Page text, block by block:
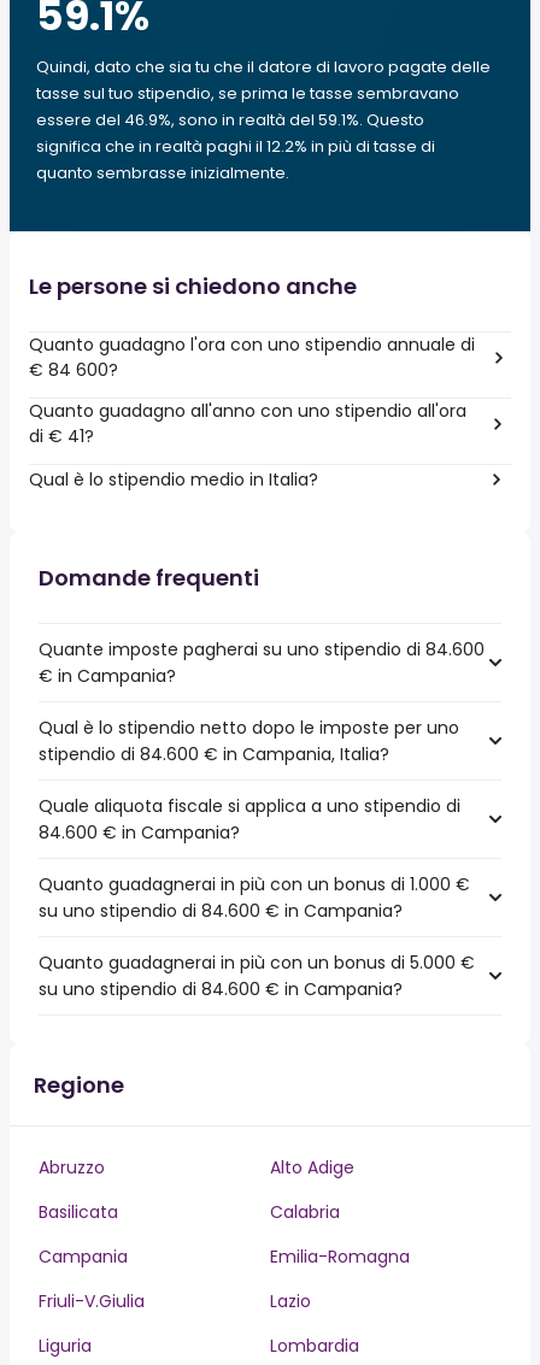
59.1%
Quindi, dato che sia tu che il datore di lavoro pagate delle
tasse sul tuo stipendio, se prima le tasse sembravano
essere del 46.9%, sono in realtà del 59.1%. Questo
significa che in realtà paghi il 12.2% in più di tasse di
quanto sembrasse inizialmente.
Le persone si chiedono anche
Quanto guadagno l'ora con uno stipendio annuale di
€ 84 600?
Quanto guadagno all'anno con uno stipendio all'ora
di € 41?
Qual è lo stipendio medio in Italia?
Domande frequenti
Quante imposte pagherai su uno stipendio di 84.600
€ in Campania?
Qual è lo stipendio netto dopo le imposte per uno
stipendio di 84.600 € in Campania, Italia?
Quale aliquota fiscale si applica a uno stipendio di
84.600 € in Campania?
Quanto guadagnerai in più con un bonus di 1.000 €
su uno stipendio di 84.600 € in Campania?
Quanto guadagnerai in più con un bonus di 5.000 €
su uno stipendio di 84.600 € in Campania?
Regione
Abruzzo
Alto Adige
Basilicata
Calabria
Campania
Emilia-Romagna
Friuli-V.Giulia
Lazio
Liguria
Lombardia